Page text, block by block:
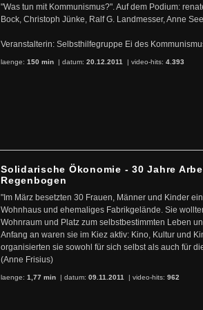
"Was tun mit Kommunismus?". Auf dem Podium:
Bock, Christoph Jünke, Ralf G. Landmesser, Anne
Veranstalterin: Selbsthilfegruppe Ei des
laenge: 150 min | datum: 20.12.2011 | video-hits: 4.393
Solidarische Ökonomie - 30 Jahre
Regenbogen
"Im März besetzten 30 Frauen, Männer und Kinder
Wohnhaus und ehemaliges Fabrikgelände. Sie
Wohnraum und Platz zum selbstbestimmten Leben
Anfang an waren sie im Kiez aktiv: Kino, Kultur und
organisierten sie sowohl für sich selbst als auch für
(Anne Frisius)
laenge: 1,77 min | datum: 09.11.2011 | video-hits: 962